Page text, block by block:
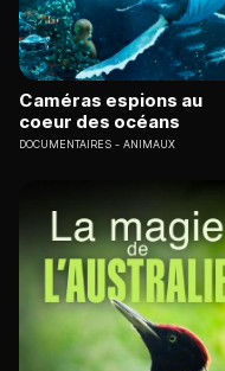
Caméras espions au
coeur des océans
DOCUMENTAIRES ANIMAUX